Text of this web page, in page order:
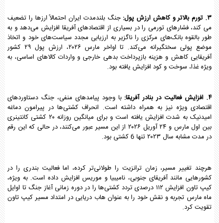
۳. تورم بالاتر و کاهش ارزش پول:
جنگ بلندمدت ایران احتمالاً ارزها را تضعیف
می کند، فشارهای تورمی را در بسیاری از اقتصادهای آفریقا افزایش می‌دهد و به
طور بالقوه بانک‌های مرکزی را ناگزیر به ارزیابی مجدد سیاست‌های خود و اتخاذ
موضع پولی سختگیرانه‌ می‌کند. تا اواخر مارس ۲۰۲۶، ارزش پول ۲۹ کشور
آفریقایی کاهش و هزینه بازپرداخت بدهی خارجی و واردات کالاهای اساسی، به
ویژه غذا، سوخت و کود افزایش یافته بود.
۴. افزایش فعالیت در بنادر آفریقا:
با وجود پیامدهای منفی، جنگ دستاوردهای
اقتصادی ویژه نیز به همراه داشته است. انحراف کشتی‌ها در پیرامون دماغه
امیدنیک به شدت افزایش یافته است و برای میانگین روزانه ۲۰ کشتی کانتینری
بین اول مارس و ۲۴ آوریل ۲۰۲۶ از این مسیر عبور می‌کنند، در حالی که این رقم
در مدت مشابه سال ۲۰۲۳ تنها 6 کشتی بود.
هرچند تغییر مسیر، زمان ترانزیت را طولانی‌تر کرده، اما فعالیت بندری را در
کشورهایی مانند آفریقای جنوبی، نامیبیا و موریس افزایش داده است. به ویژه،
کیپ تاون افزایش ۱۱۲ درصدی تردد کشتی‌ها را در دوره زمانی آغاز جنگ تا اوایل
ماه مارس تجربه و نقش خود را به عنوان هاب دریایی در امتداد مسیر کیپ تاون
تقویت کرد.